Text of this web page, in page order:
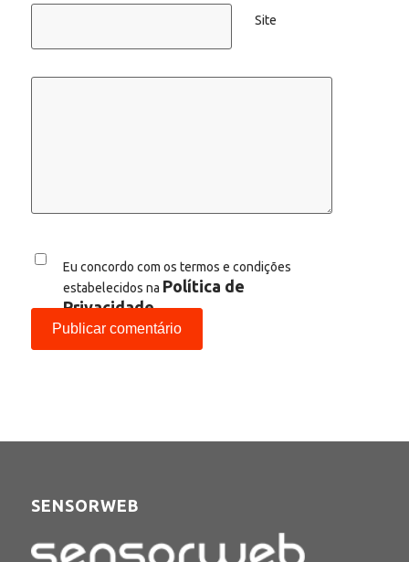
Site
Eu concordo com os termos e condições
estabelecidos na Política de
Privacidade
SENSORWEB